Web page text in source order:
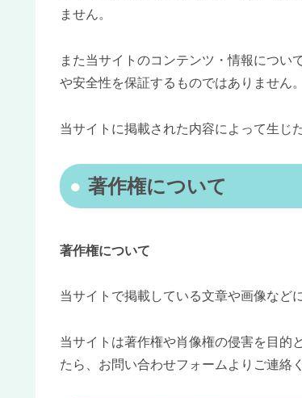
ません。
また当サイトのコンテンツ・情報につい
や安全性を保証するものではありません
当サイトに掲載された内容によって生じ
著作権について
著作権について
当サイトで掲載している文章や画像など
当サイトは著作権や肖像権の侵害を目的
たら、お問い合わせフォームよりご連絡